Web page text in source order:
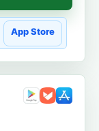
App Store